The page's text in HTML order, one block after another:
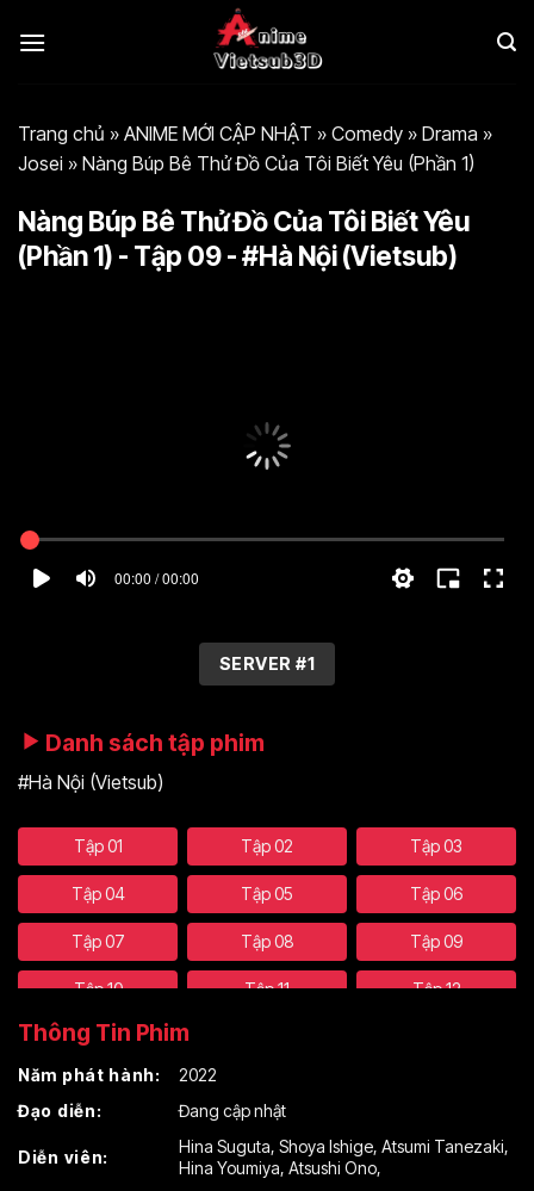
qua
Trang chủ » ANIME MỚI CẬP NHẬT » Comedy » Drama »
Josei » Nàng Búp Bê Thử Đồ Của Tôi Biết Yêu (Phần 1)
Nàng Búp Bê Thử Đồ Của Tôi Biết Yêu
(Phần 1) - Tập 09 - #Hà Nội (Vietsub)
00:00 / 00:00
SERVER #1
Danh sách tập phim
#Hà Nội (Vietsub)
Tập 01 Tập 02 Tập 03
Tập 04 Tập 05 Tập 06
Tập 07 Tập 08 Tập 09
Tập 10 Tập 11 Tập 12
Thông Tin Phim
Năm phát hành:
2022
Đạo diễn:
Đang cập nhật
Diễn viên:
Hina Suguta, Shoya Ishige, Atsumi Tanezaki,
Hina Youmiya, Atsushi Ono,